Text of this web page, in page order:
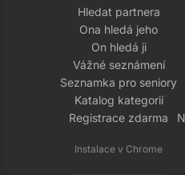
Hledat partnera
Ona hledá jeho
On hledá ji
Vážné seznámení
Seznamka pro seniory
Katalog kategorií
Registrace zdarma
Instalace v Chrome